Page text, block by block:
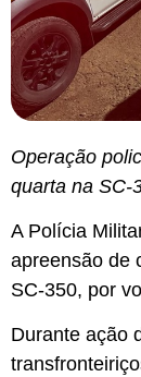
Operação
quarta na SC-
A Polícia
apreensão de
SC-350, por
Durante ação